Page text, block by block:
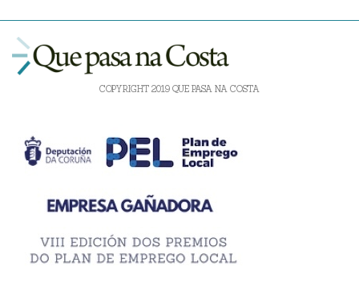
COPYRIGHT 2019 QUE PASA NA COSTA